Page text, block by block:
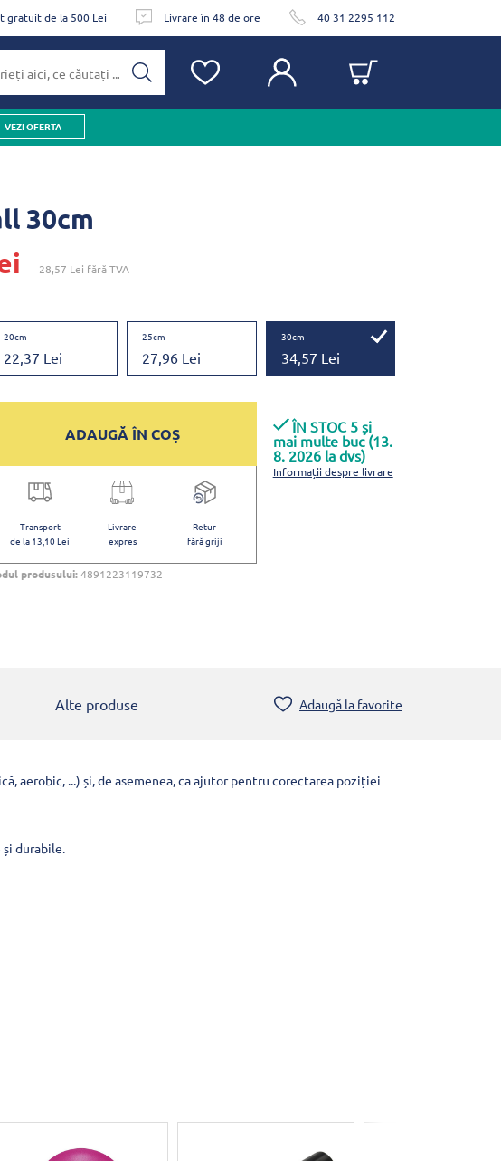
gratuit de la 500 Lei Livrare în 48 de ore 40 31 2295 112
VEZI OFERTA
30cm
28,57 Lei fără TVA
20cm
22,37 Lei
25cm
27,96 Lei
30cm
34,57 Lei
ÎN STOC 5 și
mai multe buc (13.
8. 2026 la dvs)
Informații despre livrare
ADAUGĂ ÎN COȘ
Transport
de la 13,10 Lei
Livrare
expres
Retur
fără griji
produsului:4891223119732
Alte produse Adaugă la favorite
...) și, de asemenea, ca ajutor pentru corectarea poziției
durabile.